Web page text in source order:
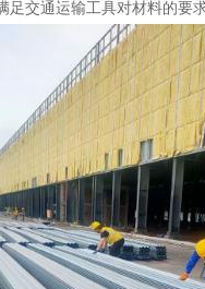
足交通运输工具对材料的要求